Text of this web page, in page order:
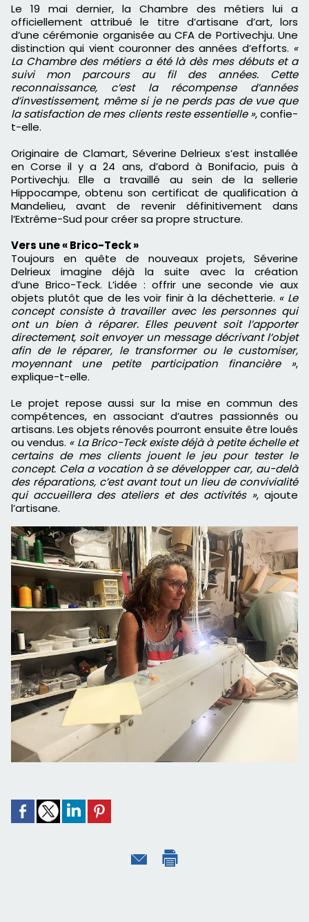
Le 19 mai dernier, la Chambre des métiers lui a
officiellement attribué le titre d’artisane d’art, lors
d’une cérémonie organisée au CFA de Portivechju. Une
distinction qui vient couronner des années d’efforts. «
La Chambre des métiers a été là dès mes débuts et a
suivi mon parcours au fil des années. Cette
reconnaissance, c’est la récompense d’années
d’investissement, même si je ne perds pas de vue que
la satisfaction de mes clients reste essentielle », confie-
t-elle.
Originaire de Clamart, Séverine Delrieux s’est installée
en Corse il y a 24 ans, d’abord à Bonifacio, puis à
Portivechju. Elle a travaillé au sein de la sellerie
Hippocampe, obtenu son certificat de qualification à
Mandelieu, avant de revenir définitivement dans
l’Extrême-Sud pour créer sa propre structure.
Vers une « Brico-Teck »
Toujours en quête de nouveaux projets, Séverine
Delrieux imagine déjà la suite avec la création
d’une Brico-Teck. L’idée : offrir une seconde vie aux
objets plutôt que de les voir finir à la déchetterie. « Le
concept consiste à travailler avec les personnes qui
ont un bien à réparer. Elles peuvent soit l’apporter
directement, soit envoyer un message décrivant l’objet
afin de le réparer, le transformer ou le customiser,
moyennant une petite participation financière »,
explique-t-elle.
Le projet repose aussi sur la mise en commun des
compétences, en associant d’autres passionnés ou
artisans. Les objets rénovés pourront ensuite être loués
ou vendus. « La Brico-Teck existe déjà à petite échelle et
certains de mes clients jouent le jeu pour tester le
concept. Cela a vocation à se développer car, au-delà
des réparations, c’est avant tout un lieu de convivialité
qui accueillera des ateliers et des activités », ajoute
l’artisane.